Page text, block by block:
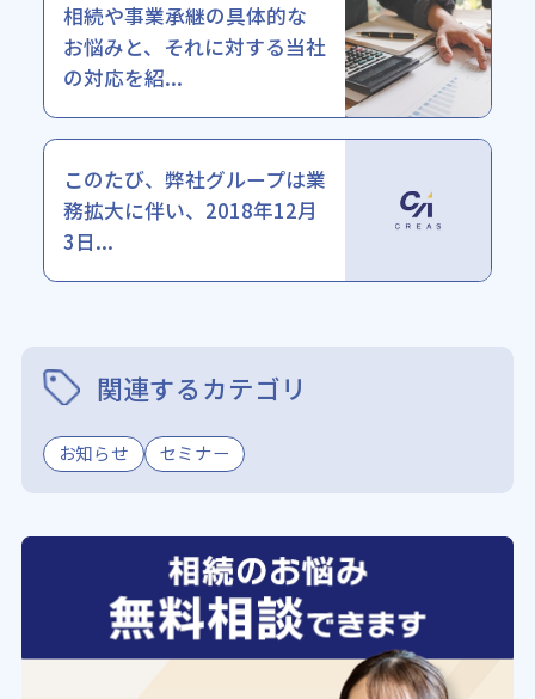
相続や事業承継の具体的な
お悩みと、それに対する当社
の対応を紹...
このたび、弊社グループは業
務拡大に伴い、2018年12月
3日...
関連するカテゴリ
お知らせ セミナー